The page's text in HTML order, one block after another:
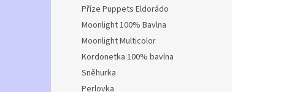
Příze Puppets Eldorádo
Moonlight 100% Bavlna
Moonlight Multicolor
Kordonetka 100% bavlna
Sněhurka
Perlovka